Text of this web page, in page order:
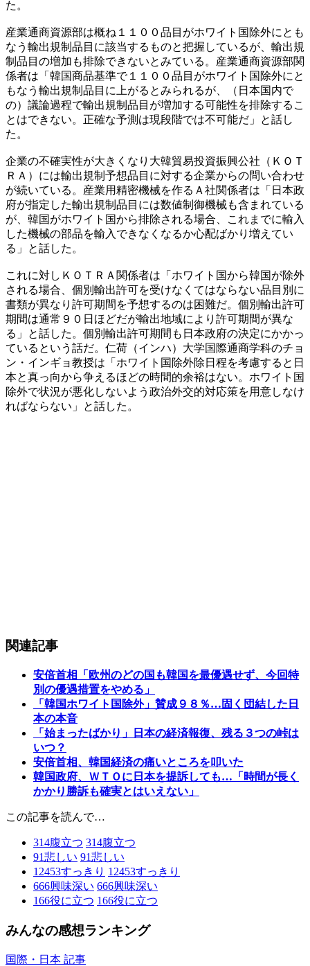
た。
産業通商資源部は概ね１１００品目がホワイト国除外にとも
なう輸出規制品目に該当するものと把握しているが、輸出規
制品目の増加も排除できないとみている。産業通商資源部関
係者は「韓国商品基準で１１００品目がホワイト国除外にと
もなう輸出規制品目に上がるとみられるが、（日本国内で
の）議論過程で輸出規制品目が増加する可能性を排除するこ
とはできない。正確な予測は現段階では不可能だ」と話し
た。
企業の不確実性が大きくなり大韓貿易投資振興公社（ＫＯＴ
ＲＡ）には輸出規制予想品目に対する企業からの問い合わせ
が続いている。産業用精密機械を作るＡ社関係者は「日本政
府が指定した輸出規制品目には数値制御機械も含まれている
が、韓国がホワイト国から排除される場合、これまでに輸入
した機械の部品を輸入できなくなるか心配ばかり増えてい
る」と話した。
これに対しＫＯＴＲＡ関係者は「ホワイト国から韓国が除外
される場合、個別輸出許可を受けなくてはならない品目別に
書類が異なり許可期間を予想するのは困難だ。個別輸出許可
期間は通常９０日ほどだが輸出地域により許可期間が異な
る」と話した。個別輸出許可期間も日本政府の決定にかかっ
ているという話だ。仁荷（インハ）大学国際通商学科のチョ
ン・インギョ教授は「ホワイト国除外除日程を考慮すると日
本と真っ向から争えるほどの時間的余裕はない。ホワイト国
除外で状況が悪化しないよう政治外交的対応策を用意しなけ
ればならない」と話した。
関連記事
安倍首相「欧州のどの国も韓国を最優遇せず、今回特
別の優遇措置をやめる」
「韓国ホワイト国除外」賛成９８％…固く団結した日
本の本音
「始まったばかり」日本の経済報復、残る３つの峠は
いつ？
安倍首相、韓国経済の痛いところを叩いた
韓国政府、ＷＴＯに日本を提訴しても…「時間が長く
かかり勝訴も確実とはいえない」
この記事を読んで…
314腹立つ 314腹立つ
91悲しい 91悲しい
12453すっきり 12453すっきり
666興味深い 666興味深い
166役に立つ 166役に立つ
みんなの感想ランキング
国際・日本 記事